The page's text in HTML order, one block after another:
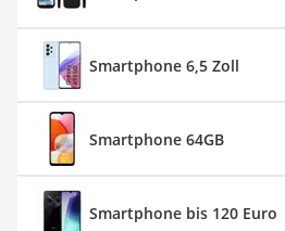
Smartphone 6,5 Zoll
Smartphone 64GB
Smartphone bis 120 Euro